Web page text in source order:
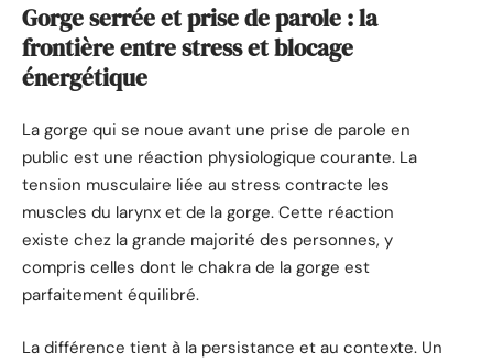
Gorge serrée et prise de parole : la
frontière entre stress et blocage
énergétique
La gorge qui se noue avant une prise de parole en
public est une réaction physiologique courante. La
tension musculaire liée au stress contracte les
muscles du larynx et de la gorge. Cette réaction
existe chez la grande majorité des personnes, y
compris celles dont le chakra de la gorge est
parfaitement équilibré.
La différence tient à la persistance et au contexte. Un